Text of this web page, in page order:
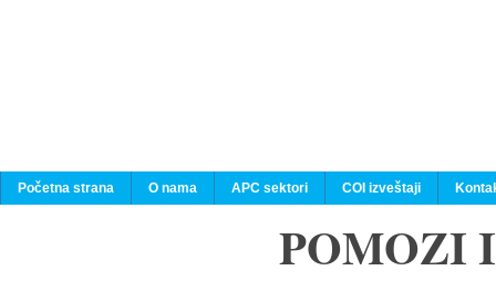
Početna strana O nama APC sektori COI izveštaji
POMOZI